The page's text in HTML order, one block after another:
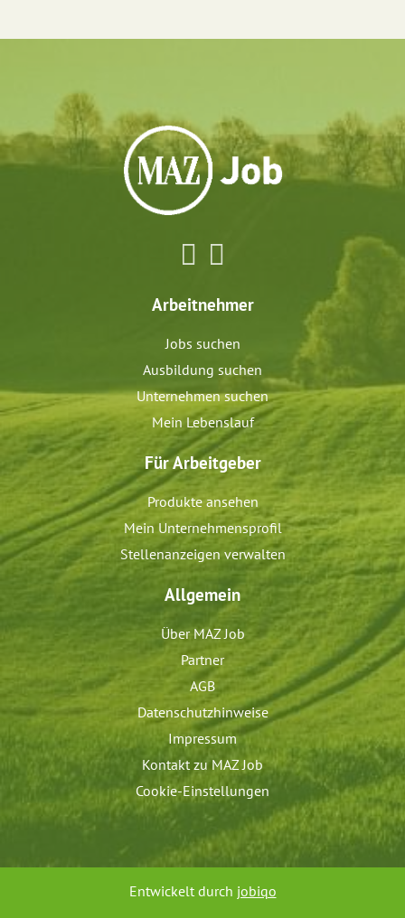
Arbeitnehmer
Jobs suchen
Ausbildung suchen
Unternehmen suchen
Mein Lebenslauf
Für Arbeitgeber
Produkte ansehen
Mein Unternehmensprofil
Stellenanzeigen verwalten
Allgemein
Über MAZ Job
Partner
AGB
Datenschutzhinweise
Impressum
Kontakt zu MAZ Job
Cookie-Einstellungen
Entwickelt durch jobiqo